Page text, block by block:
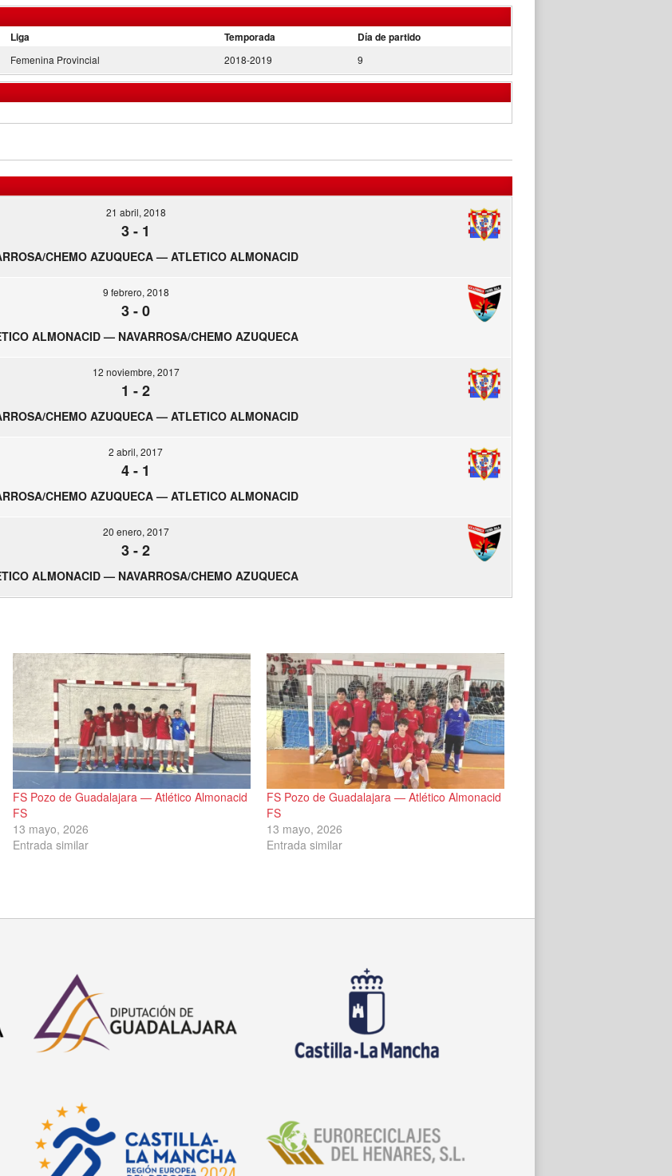
Liga Temporada Día de partido
Femenina Provincial 2018-2019 9
21 abril, 2018
3- 1
CHEMO AZUQUECA — ATLETICO ALMONACID
9 febrero, 2018
3-0
ALMONACID — NAVARROSA/CHEMO AZUQUECA
12 noviembre, 2017
1 -2
CHEMO AZUQUECA — ATLETICO ALMONACID
2 abril, 2017
4- 1
CHEMO AZUQUECA — ATLETICO ALMONACID
20 enero, 2017
3-2
ALMONACID — NAVARROSA/CHEMO AZUQUECA
FS Pozo de Guadalajara — Atlético Almonacid
FS
13 mayo, 2026
Entrada similar
FS Pozo de Guadalajara — Atlético Almonacid
FS
13 mayo, 2026
Entrada similar